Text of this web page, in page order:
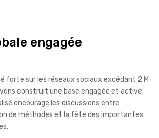
engagée
forte sur les réseaux sociaux excédant 2 M
construit une base engagée et active.
encourage les discussions entre
de méthodes et la fête des importantes